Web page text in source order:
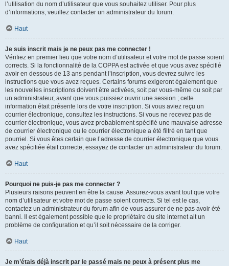
l’utilisation du nom d’utilisateur que vous souhaitez utiliser. Pour plus
d’informations, veuillez contacter un administrateur du forum.
Haut
Je suis inscrit mais je ne peux pas me connecter !
Vérifiez en premier lieu que votre nom d’utilisateur et votre mot de passe soient
corrects. Si la fonctionnalité de la COPPA est activée et que vous avez spécifié
avoir en dessous de 13 ans pendant l’inscription, vous devrez suivre les
instructions que vous avez reçues. Certains forums exigeront également que
les nouvelles inscriptions doivent être activées, soit par vous-même ou soit par
un administrateur, avant que vous puissiez ouvrir une session ; cette
information était présente lors de votre inscription. Si vous aviez reçu un
courrier électronique, consultez les instructions. Si vous ne recevez pas de
courrier électronique, vous avez probablement spécifié une mauvaise adresse
de courrier électronique ou le courrier électronique a été filtré en tant que
pourriel. Si vous êtes certain que l’adresse de courrier électronique que vous
avez spécifiée était correcte, essayez de contacter un administrateur du forum.
Haut
Pourquoi ne puis-je pas me connecter ?
Plusieurs raisons peuvent en être la cause. Assurez-vous avant tout que votre
nom d’utilisateur et votre mot de passe soient corrects. Si tel est le cas,
contactez un administrateur du forum afin de vous assurer de ne pas avoir été
banni. Il est également possible que le propriétaire du site internet ait un
problème de configuration et qu’il soit nécessaire de la corriger.
Haut
Je m’étais déjà inscrit par le passé mais ne peux à présent plus me